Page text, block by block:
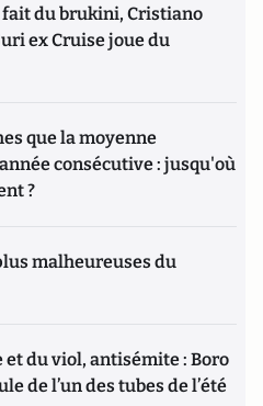
du brukini, Cristiano
ex Cruise joue du
que la moyenne
consécutive : jusqu'où
?
malheureuses du
du viol, antisémite : Boro
de l’un des tubes de l’été